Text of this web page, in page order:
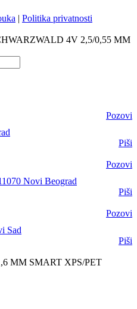
| Politika privatnosti
Pozovi
Piši
Pozovi
Novi Beograd
Piši
Pozovi
Sad
Piši
MM SMART XPS/PET